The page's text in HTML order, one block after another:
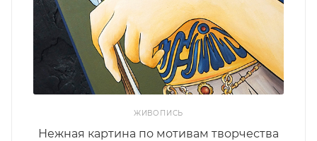
ЖИВОПИСЬ
Нежная картина по мотивам творчества